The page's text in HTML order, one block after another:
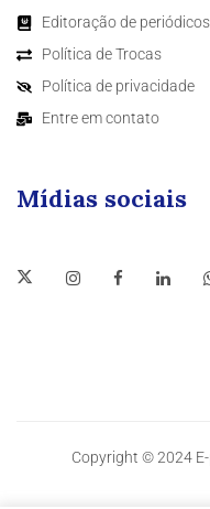
Editoração de periódicos
Política de Trocas
Política de privacidade
Entre em contato
Mídias sociais
Copyright © 2024